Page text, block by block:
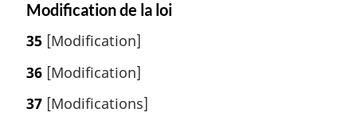
Modification de la loi
35 [Modification]
36 [Modification]
37 [Modifications]